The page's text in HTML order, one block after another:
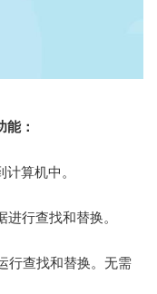
：
算机中。
行查找和替换。
行查找和替换。无需